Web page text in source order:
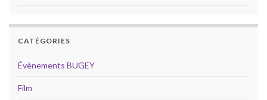
CATÉGORIES
Évènements BUGEY
Film